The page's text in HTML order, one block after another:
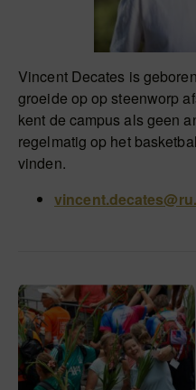
Vincent Decates is
groeide op op steenworp
kent de campus als geen
regelmatig op het
vinden.